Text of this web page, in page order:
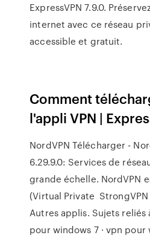
ExpressVPN 7.9.0.
internet avec ce réseau
accessible et gratuit.
Comment
l'appli VPN |
NordVPN Télécharger -
6.29.9.0: Services de
grande échelle. NordVPN
(Virtual Private StrongVPN
Autres applis. Sujets reliés
pour windows 7 · vpn